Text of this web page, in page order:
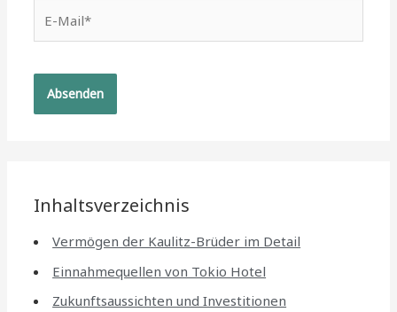
Mail*
Inhaltsverzeichnis
Vermögen der Kaulitz-Brüder im Detail
Einnahmequellen von Tokio Hotel
Zukunftsaussichten und Investitionen